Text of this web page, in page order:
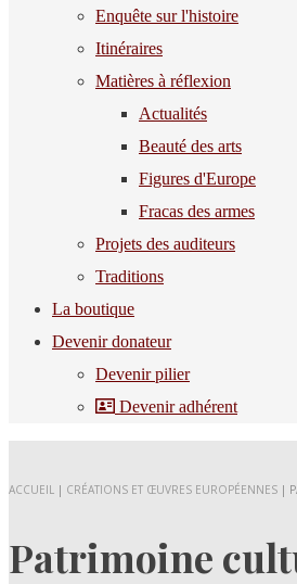
Enquête sur l'histoire
Itinéraires
Matières à réflexion
Actualités
Beauté des arts
Figures d'Europe
Fracas des armes
Projets des auditeurs
Traditions
La boutique
Devenir donateur
Devenir pilier
Devenir adhérent
ACCUEIL | CRÉATIONS ET ŒUVRES EUROPÉENNES |
Patrimoine